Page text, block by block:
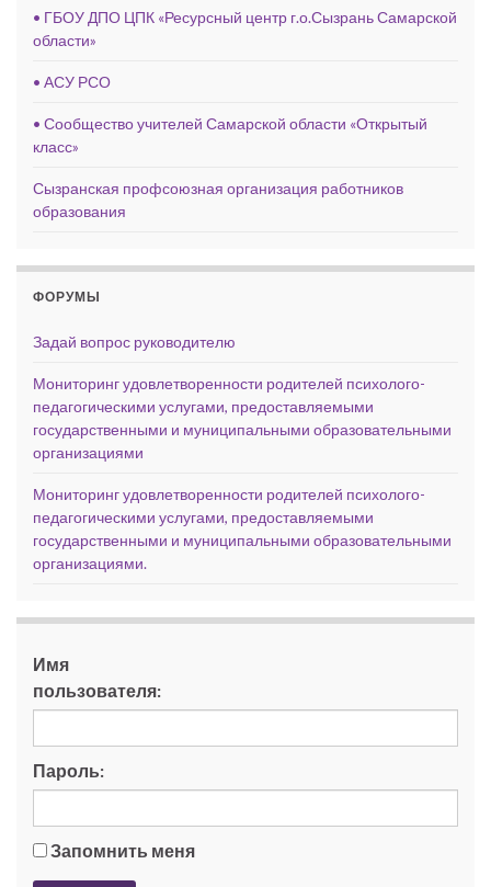
• ГБОУ ДПО ЦПК «Ресурсный центр г.о.Сызрань Самарской
области»
• АСУ РСО
• Сообщество учителей Самарской области «Открытый
класс»
Сызранская профсоюзная организация работников
образования
ФОРУМЫ
Задай вопрос руководителю
Мониторинг удовлетворенности родителей психолого-
педагогическими услугами, предоставляемыми
государственными и муниципальными образовательными
организациями
Мониторинг удовлетворенности родителей психолого-
педагогическими услугами, предоставляемыми
государственными и муниципальными образовательными
организациями.
Имя
пользователя:
Пароль:
Запомнить меня